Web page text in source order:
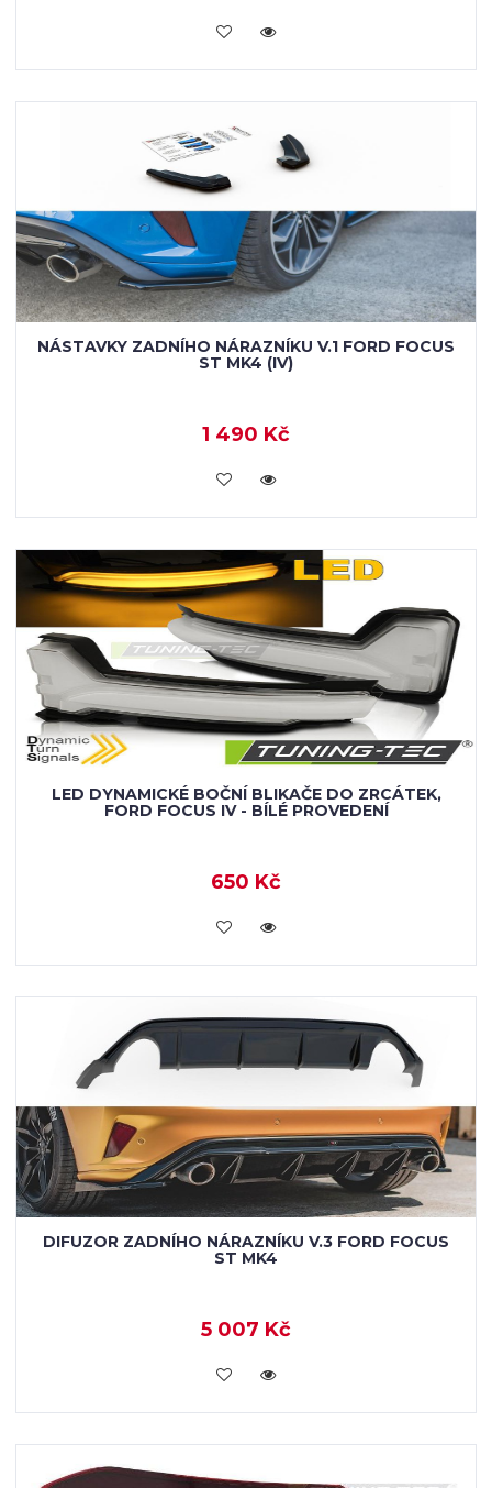
VLOŽIT DO KOŠÍKU
NÁSTAVKY ZADNÍHO NÁRAZNÍKU V.1 FORD FOCUS
ST MK4 (IV)
1 490 Kč
VLOŽIT DO KOŠÍKU
LED DYNAMICKÉ BOČNÍ BLIKAČE DO ZRCÁTEK,
FORD FOCUS IV - BÍLÉ PROVEDENÍ
650 Kč
VLOŽIT DO KOŠÍKU
DIFUZOR ZADNÍHO NÁRAZNÍKU V.3 FORD FOCUS
ST MK4
5 007 Kč
VLOŽIT DO KOŠÍKU